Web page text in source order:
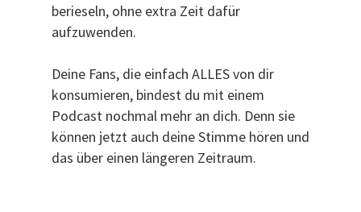
berieseln, ohne extra Zeit dafür
aufzuwenden.
Deine Fans, die einfach ALLES von dir
konsumieren, bindest du mit einem
Podcast nochmal mehr an dich. Denn sie
können jetzt auch deine Stimme hören und
das über einen längeren Zeitraum.